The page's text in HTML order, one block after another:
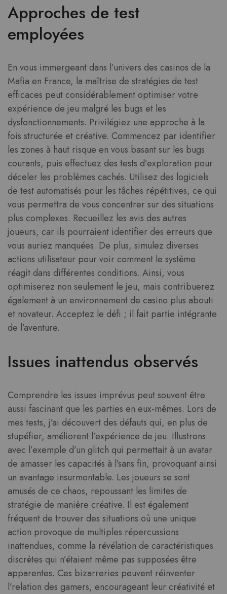
Approches de test
employées
En vous immergeant dans l’univers des casinos de la
Mafia en France, la maîtrise de stratégies de test
efficaces peut considérablement optimiser votre
expérience de jeu malgré les bugs et les
dysfonctionnements. Privilégiez une approche à la
fois structurée et créative. Commencez par identifier
les zones à haut risque en vous basant sur les bugs
courants, puis effectuez des tests d’exploration pour
déceler les problèmes cachés. Utilisez des logiciels
de test automatisés pour les tâches répétitives, ce qui
vous permettra de vous concentrer sur des situations
plus complexes. Recueillez les avis des autres
joueurs, car ils pourraient identifier des erreurs que
vous auriez manquées. De plus, simulez diverses
actions utilisateur pour voir comment le système
réagit dans différentes conditions. Ainsi, vous
optimiserez non seulement le jeu, mais contribuerez
également à un environnement de casino plus abouti
et novateur. Acceptez le défi ; il fait partie intégrante
de l’aventure.
Issues inattendus observés
Comprendre les issues imprévus peut souvent être
aussi fascinant que les parties en eux-mêmes. Lors de
mes tests, j’ai découvert des défauts qui, en plus de
stupéfier, améliorent l’expérience de jeu. Illustrons
avec l’exemple d’un glitch qui permettait à un avatar
de amasser les capacités à l’sans fin, provoquant ainsi
un avantage insurmontable. Les joueurs se sont
amusés de ce chaos, repoussant les limites de
stratégie de manière créative. Il est également
fréquent de trouver des situations où une unique
action provoque de multiples répercussions
inattendues, comme la révélation de caractéristiques
discrètes qui n’étaient même pas supposées être
apparentes. Ces bizarreries peuvent réinventer
l’relation des gamers, encourageant leur créativité et